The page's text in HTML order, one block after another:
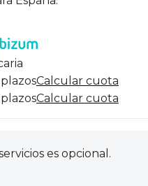
Calcular cuota
Calcular cuota
es opcional.